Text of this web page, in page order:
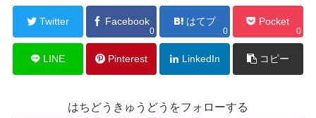
Twitter Facebook
0
はてブ
0
Pocket
0
LINE Pinterest LinkedIn コピー
はちどうきゅうどうをフォローする